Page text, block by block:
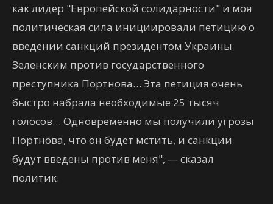
как лидер "Европейской солидарности" и моя
политическая сила инициировали петицию о
введении санкций президентом Украины
Зеленским против государственного
преступника Портнова… Эта петиция очень
быстро набрала необходимые 25 тысяч
голосов… Одновременно мы получили угрозы
Портнова, что он будет мстить, и санкции
будут введены против меня", — сказал
политик.